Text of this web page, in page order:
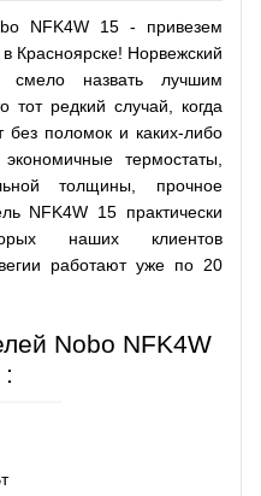
NFK4W 15 - привезем
Красноярске! Норвежский
смело назвать лучшим
редкий случай, когда
без поломок и каких-либо
термостаты,
толщины, прочное
NFK4W 15 практически
наших клиентов
работают уже по 20
Nobo NFK4W